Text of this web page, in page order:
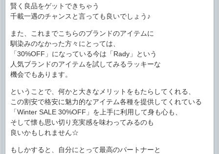
賢く良品をゲットできちゃう
千載一遇のチャンスと言っても良いでしょう♪
また、これまでこちらのブランドのアイテムに
馴染みのなかった方々にとっては、
「30%OFF」になっている今は「Rady」という
人気ブランドのアイテムを試してみるラッキーな
機会でもあります。
ということで、何かと大きなメリットをもたらしてくれる、
この割安で格安に魅力的なアイテム各種を提供してくれている
「Winter SALE 30%OFF」を上手に利用して身も心も、
そして懐も思い切り充実感を味わってみるのも
良いかもしれません☆
もしかすると、自分にとって最高のパートナーと